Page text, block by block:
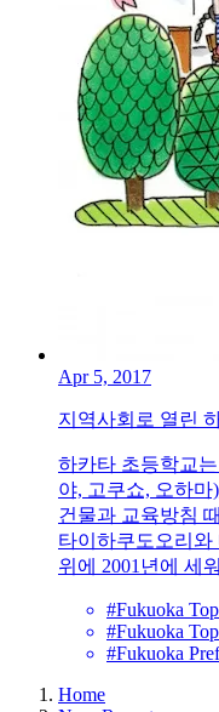
Apr 5, 2017
지역사회로 열린
하카타 초등학교
야, 고쿠쇼, 오하
건물과 교육방침
타이하쿠도오리와
위에 2001년에 세
#Fukuoka
#Fukuoka
#Fukuoka
Home